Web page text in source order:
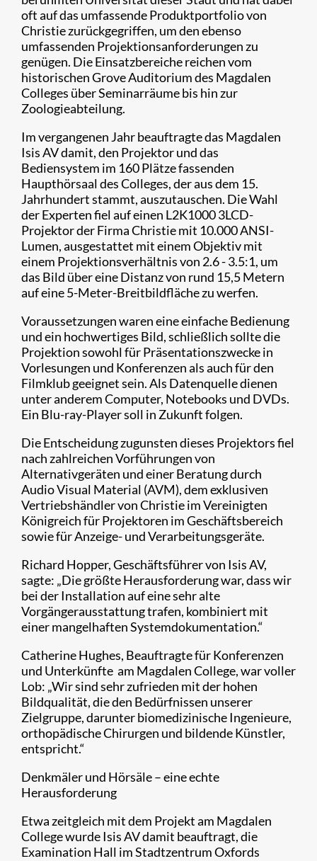
oft auf das umfassende Produktportfolio von
Christie zurückgegriffen, um den ebenso
umfassenden Projektionsanforderungen zu
genügen. Die Einsatzbereiche reichen vom
historischen Grove Auditorium des Magdalen
Colleges über Seminarräume bis hin zur
Zoologieabteilung.
Im vergangenen Jahr beauftragte das Magdalen
Isis AV damit, den Projektor und das
Bediensystem im 160 Plätze fassenden
Haupthörsaal des Colleges, der aus dem 15.
Jahrhundert stammt, auszutauschen. Die Wahl
der Experten fiel auf einen L2K1000 3LCD-
Projektor der Firma Christie mit 10.000 ANSI-
Lumen, ausgestattet mit einem Objektiv mit
einem Projektionsverhältnis von 2.6 - 3.5:1, um
das Bild über eine Distanz von rund 15,5 Metern
auf eine 5-Meter-Breitbildfläche zu werfen.
Voraussetzungen waren eine einfache Bedienung
und ein hochwertiges Bild, schließlich sollte die
Projektion sowohl für Präsentationszwecke in
Vorlesungen und Konferenzen als auch für den
Filmklub geeignet sein. Als Datenquelle dienen
unter anderem Computer, Notebooks und DVDs.
Ein Blu-ray-Player soll in Zukunft folgen.
Die Entscheidung zugunsten dieses Projektors fiel
nach zahlreichen Vorführungen von
Alternativgeräten und einer Beratung durch
Audio Visual Material (AVM), dem exklusiven
Vertriebshändler von Christie im Vereinigten
Königreich für Projektoren im Geschäftsbereich
sowie für Anzeige- und Verarbeitungsgeräte.
Richard Hopper, Geschäftsführer von Isis AV,
sagte: „Die größte Herausforderung war, dass wir
bei der Installation auf eine sehr alte
Vorgängerausstattung trafen, kombiniert mit
einer mangelhaften Systemdokumentation.“
Catherine Hughes, Beauftragte für Konferenzen
und Unterkünfte am Magdalen College, war voller
Lob: „Wir sind sehr zufrieden mit der hohen
Bildqualität, die den Bedürfnissen unserer
Zielgruppe, darunter biomedizinische Ingenieure,
orthopädische Chirurgen und bildende Künstler,
entspricht.“
Denkmäler und Hörsäle – eine echte
Herausforderung
Etwa zeitgleich mit dem Projekt am Magdalen
College wurde Isis AV damit beauftragt, die
Examination Hall im Stadtzentrum Oxfords